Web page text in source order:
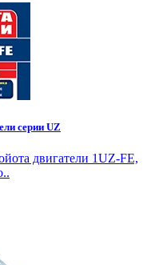
серии UZ
двигатели 1UZ-FE,